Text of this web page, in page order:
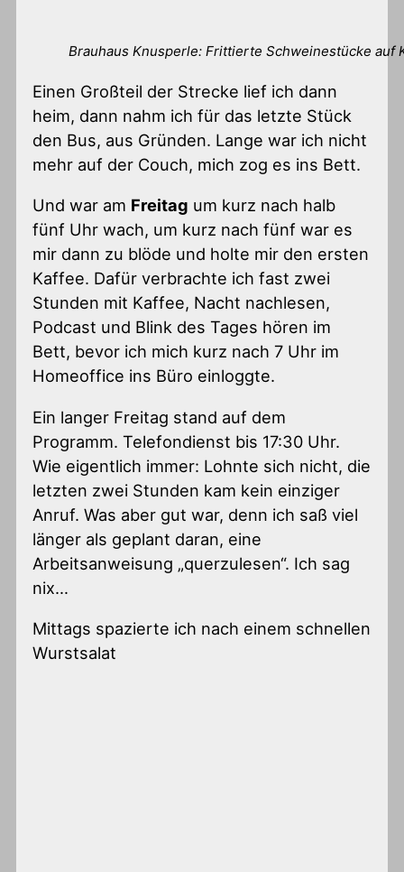
Brauhaus Knusperle: Frittierte Schweinestücke auf
Einen Großteil der Strecke lief ich dann
heim, dann nahm ich für das letzte Stück
den Bus, aus Gründen. Lange war ich nicht
mehr auf der Couch, mich zog es ins Bett.
Und war am Freitag um kurz nach halb
fünf Uhr wach, um kurz nach fünf war es
mir dann zu blöde und holte mir den ersten
Kaffee. Dafür verbrachte ich fast zwei
Stunden mit Kaffee, Nacht nachlesen,
Podcast und Blink des Tages hören im
Bett, bevor ich mich kurz nach 7 Uhr im
Homeoffice ins Büro einloggte.
Ein langer Freitag stand auf dem
Programm. Telefondienst bis 17:30 Uhr.
Wie eigentlich immer: Lohnte sich nicht, die
letzten zwei Stunden kam kein einziger
Anruf. Was aber gut war, denn ich saß viel
länger als geplant daran, eine
Arbeitsanweisung „querzulesen“. Ich sag
nix…
Mittags spazierte ich nach einem schnellen
Wurstsalat